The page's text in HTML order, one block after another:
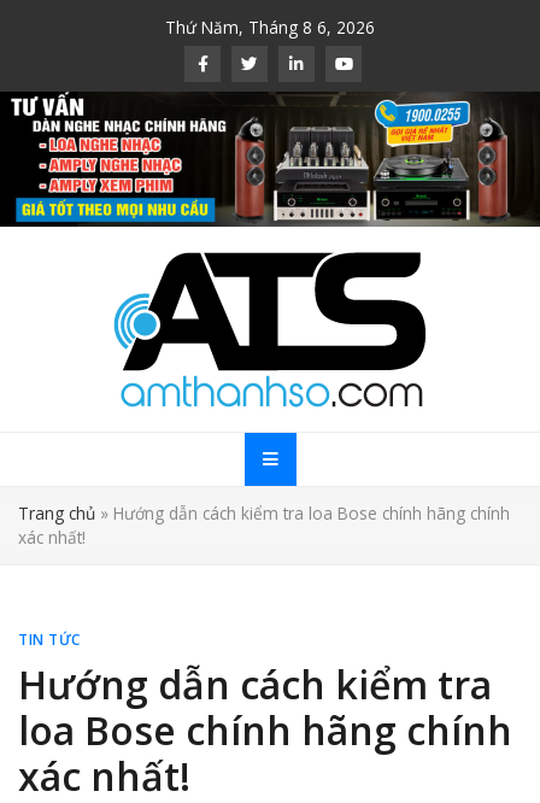
Thứ Năm, Tháng 8 6, 2026
Trang chủ » Hướng dẫn cách kiểm tra loa Bose chính hãng chính
xác nhất!
TIN TỨC
Hướng dẫn cách kiểm tra
loa Bose chính hãng chính
xác nhất!